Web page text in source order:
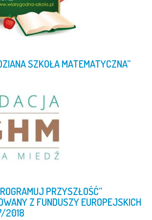
SZKOŁAMATEMATYCZNA”
PRZYSZŁOŚĆ”
Z FUNDUSZYEUROPEJSKICH
2018